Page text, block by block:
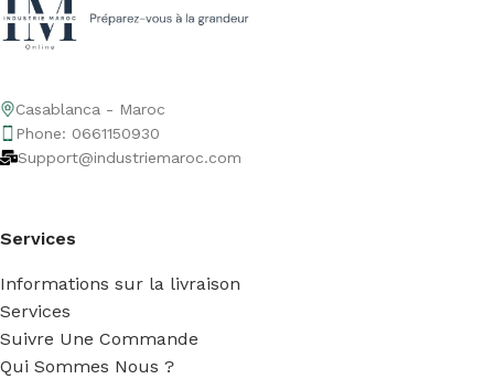
Casablanca - Maroc
Phone: 0661150930
Support@industriemaroc.com
Services
Informations sur la livraison
Services
Suivre Une Commande
Qui Sommes Nous ?